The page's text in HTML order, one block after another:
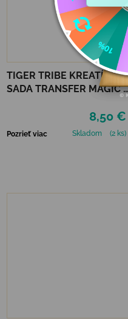
TIGER TRIBE KREATÍVNA
SADA TRANSFER MAGIC -
8,50 €
Pozrieť viac Skladom (2 ks)